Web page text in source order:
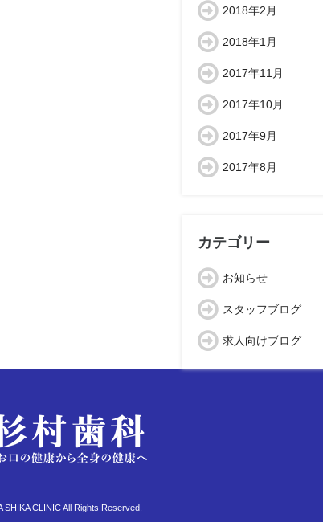
2018年2月
2018年1月
2017年11月
2017年10月
2017年9月
2017年8月
カテゴリー
お知らせ
スタッフブログ
求人向けブログ
CLINIC All Rights Reserved.